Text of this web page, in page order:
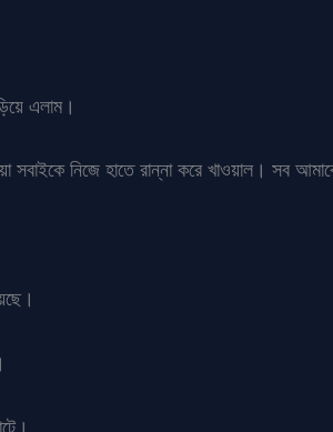
এলাম।
নিজে হাতে রান্না করে খাওয়াল। সব